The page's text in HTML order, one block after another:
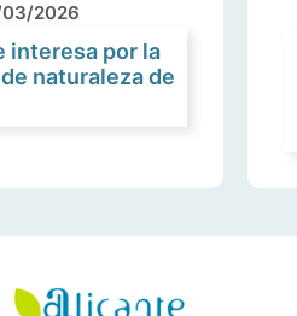
2026
interesa por la
naturaleza de